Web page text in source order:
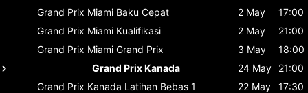
Grand Prix Miami Baku Cepat 2 May
17:00
Grand Prix Miami Kualifikasi 2 May
21:00
Grand Prix Miami Grand Prix 3 May
18:00
Grand Prix Kanada
24 May
21:00
Grand Prix Kanada Latihan Bebas 1 22 May
17:30